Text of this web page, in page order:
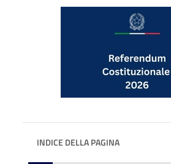
INDICE DELLA PAGINA